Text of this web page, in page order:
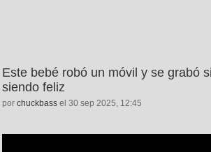
Este bebé robó un móvil y se grabó
siendo feliz
por chuckbass el 30 sep 2025, 12:45